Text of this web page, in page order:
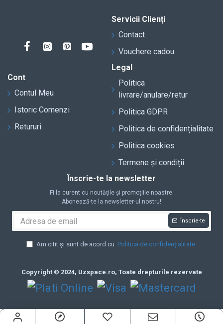
Servicii Clienți
Contact
Vouchere cadou
Cont
Contul Meu
Istoric Comenzi
Retururi
Legal
Politica
livrare/anulare/retur
Politica GDPR
Politica de confidențialitate
Politica cookies
Termene și condiții
Înscrie-te la newsletter
Fi la curent cu noutățile și promoțiile noastre.
Abonează-te la newsletter-ul nostru!
Înscrie-te
Am citit și sunt de acord cu Politica de confidențialitate
Copyright © 2024, Uzspace.ro, Toate drepturile rezervate